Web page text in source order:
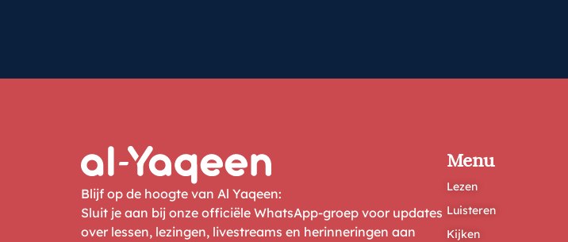
Blijf op de hoogte van Al Yaqeen:
Sluit je aan bij onze officiële WhatsApp-groep voor updates
over lessen, lezingen, livestreams en herinneringen aan
Menu
Lezen
Luisteren
Kijken